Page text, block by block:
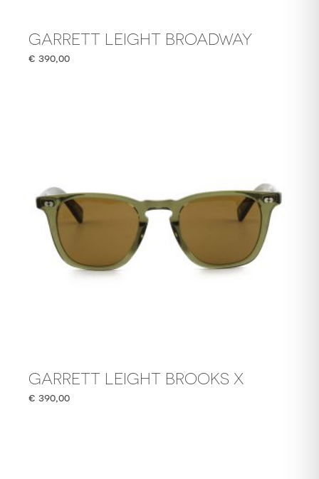
GARRETT LEIGHT BROADWAY
€ 390,00
GARRETT LEIGHT BROOKS X
€ 390,00